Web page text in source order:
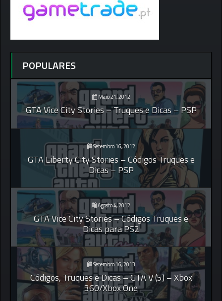
POPULARES
Maio 21, 2012
GTA Vice City Stories – Truques e Dicas – PSP
Setembro 16, 2012
GTA Liberty City Stories – Códigos Truques e
Dicas – PSP
Agosto 4, 2012
GTA Vice City Stories – Códigos Truques e
Dicas para PS2
Setembro 16, 2013
Códigos, Truques e Dicas – GTA V (5) – Xbox
360/Xbox One